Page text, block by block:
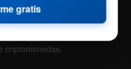
criptomonedas.
gratis